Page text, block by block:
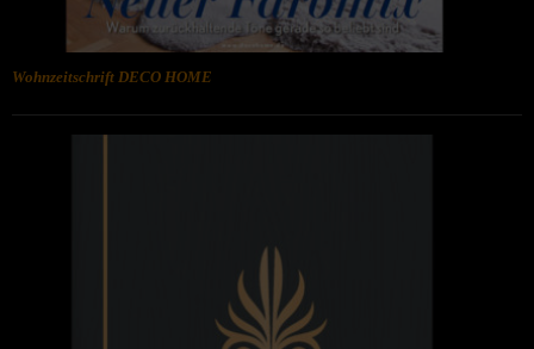
Wohnzeitschrift DECO HOME